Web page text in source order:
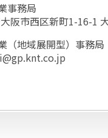
事務局
区新町1-16-1 大
地域展開型）事務局